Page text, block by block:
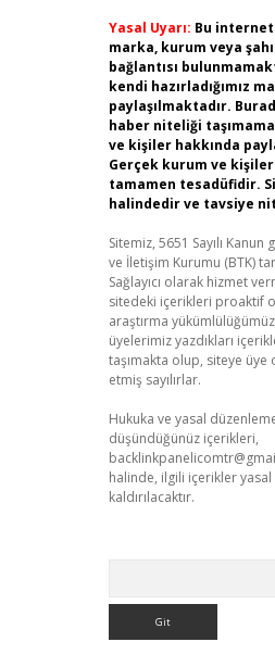
Yasal Uyarı: Bu
marka, kurum veya
bağlantısı
kendi hazırladığımız
paylaşılmaktadır.
haber niteliği
ve kişiler hakkında
Gerçek kurum ve
tamamen tesadüfidir.
halindedir ve tavsiye
Sitemiz, 5651 Sayılı
ve İletişim Kurumu (BTK)
Sağlayıcı olarak hizmet
sitedeki içerikleri proaktif
araştırma
üyelerimiz yazdıkları
taşımakta olup, siteye
etmiş sayılırlar.
Hukuka ve yasal
düşündüğünüz içerikleri,
halinde, ilgili içerikler
kaldırılacaktır.